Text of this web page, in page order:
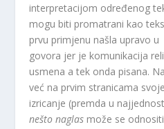
interpretacijom određenog
mogu biti promatrani kao
prvu primjenu našla upravo
govora jer je komunikacija
usmena a tek onda pisana.
već na prvim stranicama svoje
izricanje (premda u
nešto naglas može se